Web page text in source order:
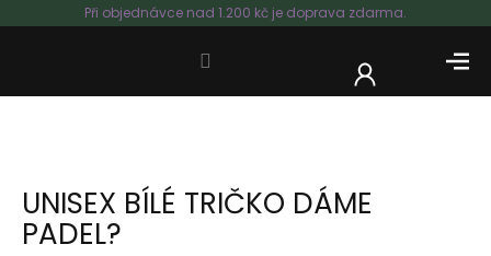
na
Při objednávce nad 1.200 kč je doprava zdarma.
UNISEX BÍLÉ TRIČKO DÁME
PADEL?